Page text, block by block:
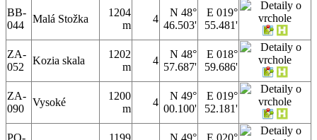
BB-
044
Malá Stožka
1204
m
4
N 48°
46.503'
E 019°
55.481'
ZA-
052
Kozia skala
1202
m
4
N 48°
57.687'
E 018°
59.686'
ZA-
090
Vysoké
1200
m
4
N 49°
00.100'
E 019°
52.181'
PO- 1199 N 49° E 020°